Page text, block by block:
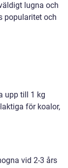
lugna och
popularitet och
upp till 1 kg
för koalor,
vid 2-3 års